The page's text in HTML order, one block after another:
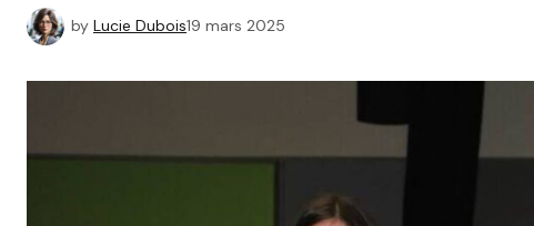
by Lucie Dubois19 mars 2025